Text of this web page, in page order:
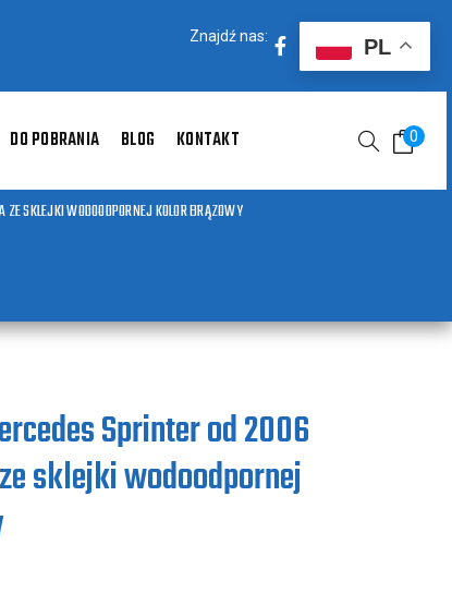
Znajdź nas:
DO POBRANIA BLOG KONTAKT 0
SKLEJKI WODOODPORNEJ KOLOR BRĄZOWY
Sprinter od 2006
sklejki wodoodpornej
PL